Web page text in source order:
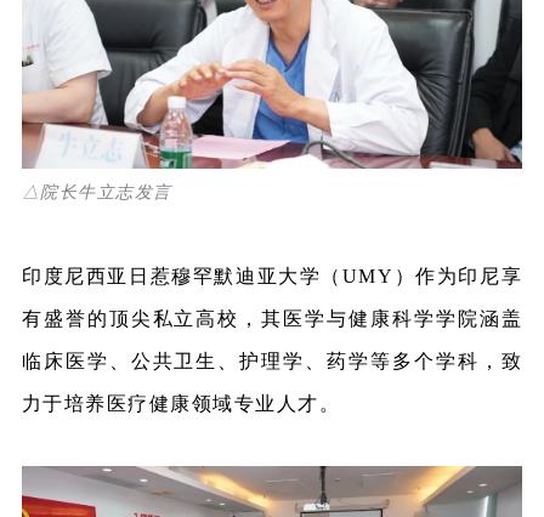
△院长牛立志发言
印度尼西亚日惹穆罕默迪亚大学（UMY）作为印尼享
有盛誉的顶尖私立高校，其医学与健康科学学院涵盖
临床医学、公共卫生、护理学、药学等多个学科，致
力于培养医疗健康领域专业人才。